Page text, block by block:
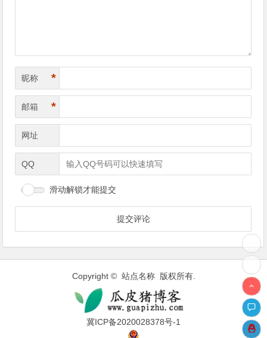
昵称 *
邮箱 *
网址
QQ
滑动解锁才能提交
Copyright © 站点名称 版权所有.
冀ICP备2020028378号-1